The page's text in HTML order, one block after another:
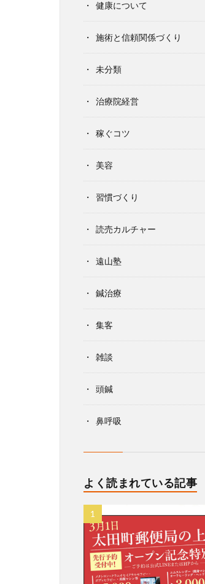
健康について
施術と信頼関係づくり
未分類
治療院経営
稼ぐコツ
美容
習慣づくり
読売カルチャー
遠山塾
鍼治療
集客
雑談
頭鍼
鼻呼吸
よく読まれている記事